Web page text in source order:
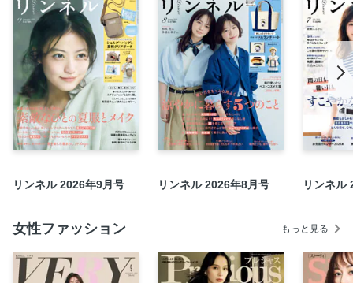
これがみやこのいきるみち 第33回
次号予告
LINIERE SELECTION
ショップリスト
読者プレゼント
LINIERE CULTURE
PEOPLE ～浜辺美波さん～
リンネル男子会
星がたり［リンネル星占い］
年末年始はリンネル.jpでもっと楽しく！
リンネル暮らし部
リンネル 2026年9月号 リンネル 2026年8月号 リンネル
女性ファッション もっと見る